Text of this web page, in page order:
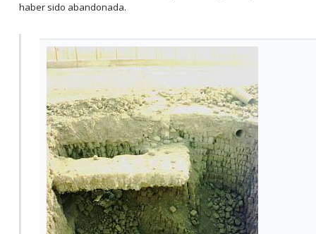
haber sido abandonada.